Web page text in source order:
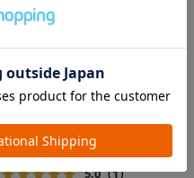
フィカゴー アジャイル 2
『FikaGO（フィカゴー）』か
イル２』 登場！耐荷重30kg
で、しかも1秒・自動収納機能
搭載！！
￥69,300
5.0（1）